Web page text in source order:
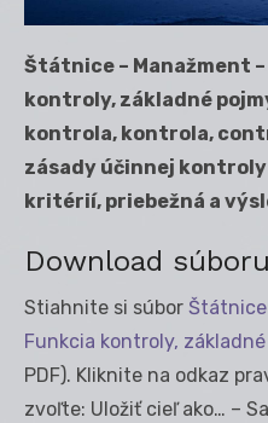
Štátnice – Manažment –
kontroly, základné
kontrola, kontrola,
zásady účinnej
kritérií, priebežná a
Download súboru
Stiahnite si súbor Štátnice
Funkcia kontroly,
PDF). Kliknite na odkaz
zvoľte: Uložiť cieľ ako… –